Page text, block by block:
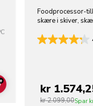
ADD TO CART
Foodprocessor-
skære i skiver,
kr
kr 2.099,00Spar